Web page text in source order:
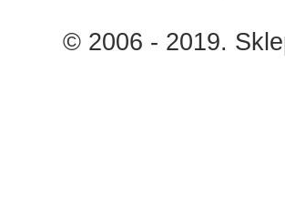
© 2006 - 2019.